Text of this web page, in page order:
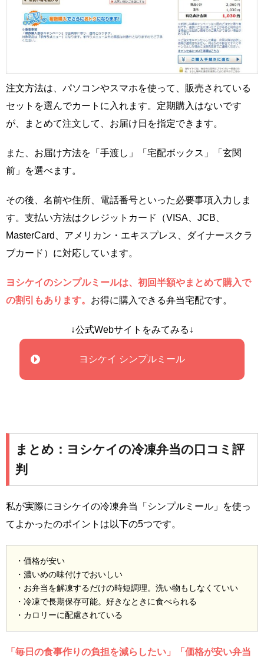
注文方法は、パソコンやスマホを使って、販売されている
セットを選んでカートに入れます。定期購入はないです
が、まとめて注文して、お届け日を指定できます。
また、お届け方法を「手渡し」「宅配ボックス」「玄関
前」を選べます。
その後、名前や住所、電話番号といった必要事項入力しま
す。支払い方法はクレジットカード（VISA、JCB、
MasterCard、アメリカン・エキスプレス、ダイナースクラ
ブカード）に対応しています。
ヨシケイのシンプルミールは、初回半額やまとめて購入で
の割引もあります。 お得に購入できる弁当宅配です。
↓公式Webサイトをみてみる↓
ヨシケイ シンプルミール
まとめ：ヨシケイの冷凍弁当の口コミ評
判
私が実際にヨシケイの冷凍弁当「シンプルミール」を使っ
てよかったのポイントは以下の5つです。
・価格が安い
・濃いめの味付けでおいしい
・お弁当を解凍するだけの時短調理。洗い物もしなくていい
・冷凍で長期保存可能。好きなときに食べられる
・カロリーに配慮されている
「毎日の食事作りの負担を減らしたい」「価格が安い弁当